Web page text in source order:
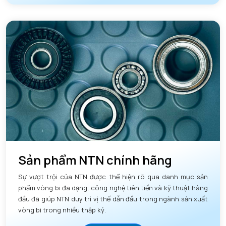
Sản phẩm NTN chính hãng
Sự vượt trội của NTN được thể hiện rõ qua danh mục sản
phẩm vòng bi đa dạng, công nghệ tiên tiến và kỹ thuật hàng
đầu đã giúp NTN duy trì vị thế dẫn đầu trong ngành sản xuất
vòng bi trong nhiều thập kỷ.